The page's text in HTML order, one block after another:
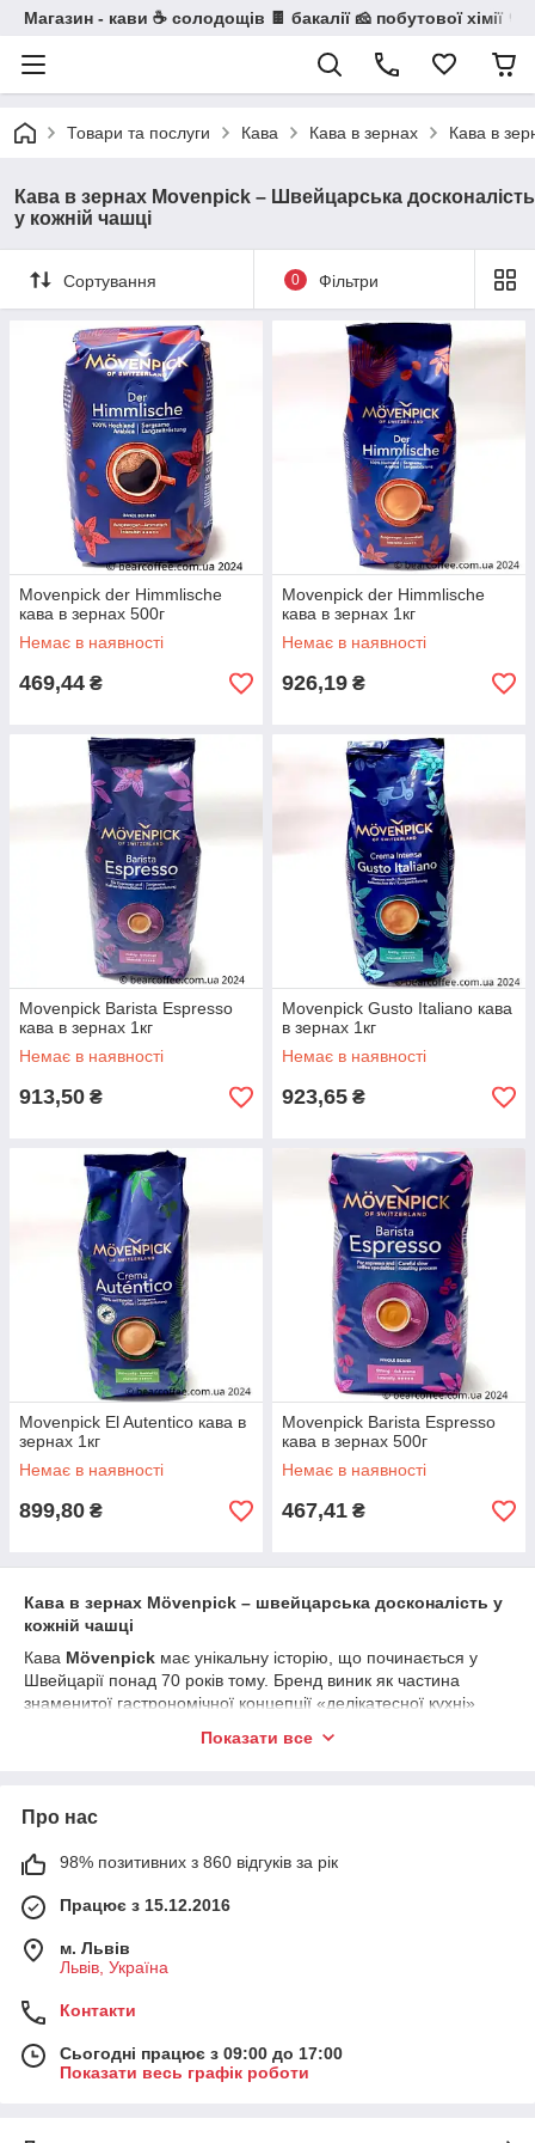
Магазин - кави ☕ солодощів 🍫 бакалії 🧀 побутової хімії 🧼
Товари та послуги Кава Кава в зернах Кава в
Кава в зернах Movenpick – Швейцарська досконалість
у кожній чашці
Сортування 0 Фільтри
Movenpick der Himmlische
кава в зернах 500г
Немає в наявності
469,44 ₴
Movenpick der Himmlische
кава в зернах 1кг
Немає в наявності
926,19 ₴
Movenpick Barista Espresso
кава в зернах 1кг
Немає в наявності
913,50 ₴
Movenpick Gusto Italiano кава
в зернах 1кг
Немає в наявності
923,65 ₴
Movenpick El Autentico кава в
зернах 1кг
Немає в наявності
899,80 ₴
Movenpick Barista Espresso
кава в зернах 500г
Немає в наявності
467,41 ₴
Кава в зернах Mövenpick – швейцарська досконалість у
кожній чашці
Кава Mövenpick має унікальну історію, що починається у
Швейцарії понад 70 років тому. Бренд виник як частина
знаменитої гастрономічної концепції «делікатесної кухні»
вимогам до якості. Саме тому компанія співпрацює лише з
сегмента.
розкриває максимальний аромат кожної кавової суміші,
створюючи глибокий, збалансований смак із характерною
для Mövenpick м’якою кремовою текстурою.
Як приготувати ідеальну каву Mövenpick
1. Класичне еспресо
Температура води: 92–94°C
Показати все
Про нас
98% позитивних з 860 відгуків за рік
Працює з 15.12.2016
м. Львів
Львів, Україна
Контакти
Сьогодні працює з 09:00 до 17:00
Показати весь графік роботи